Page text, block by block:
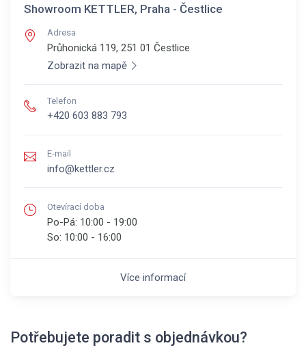
Showroom KETTLER, Praha - Čestlice
Adresa
Průhonická 119, 251 01 Čestlice
Zobrazit na mapě
Telefon
+420 603 883 793
E-mail
info@kettler.cz
Otevírací doba
Po-Pá: 10:00 - 19:00
So: 10:00 - 16:00
Více informací
Potřebujete poradit s objednávkou?